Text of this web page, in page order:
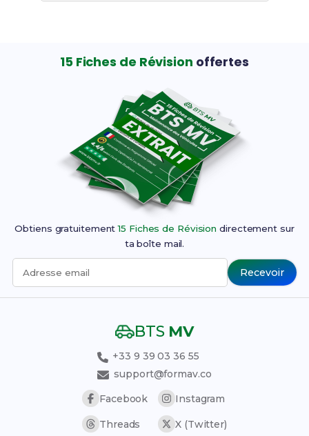
15 Fiches de Révision offertes
Obtiens gratuitement15 Fiches de Révision directement sur
ta boîte mail.
Adresse email Recevoir
BTS MV
+33 9 39 03 36 55
support@formav.co
Facebook
Instagram
Threads X (Twitter)